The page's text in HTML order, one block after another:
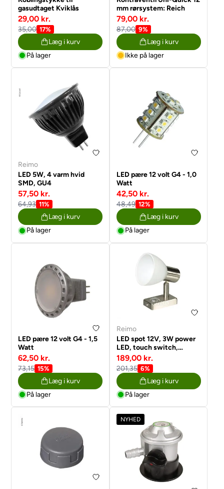
gasudtaget Kviklås
29,00 kr.
35,00 17%
Læg i kurv
På lager
mm rørsystem: Reich
79,00 kr.
87,00 9%
Læg i kurv
Ikke på lager
Reimo
LED 5W, 4 varm hvid
SMD, GU4
57,50 kr.
64,93 11%
Læg i kurv
På lager
LED pære 12 volt G4 - 1,0
Watt
42,50 kr.
48,49 12%
Læg i kurv
På lager
LED pære 12 volt G4 - 1,5
Watt
62,50 kr.
73,15 15%
Læg i kurv
På lager
Reimo
LED spot 12V, 3W power
LED, touch switch,
dimmer, nikkel
189,00 kr.
201,35 6%
Læg i kurv
På lager
NYHED